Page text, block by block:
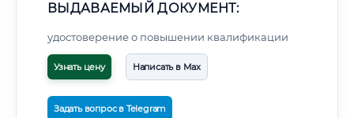
ВЫДАВАЕМЫЙ ДОКУМЕНТ:
удостоверение о повышении квалификации
Узнать цену Написать в Max
Задать вопрос в Telegram